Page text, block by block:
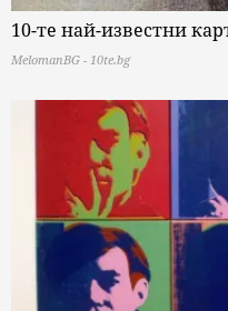
10-те най-известни
MelomanBG - 10te.bg